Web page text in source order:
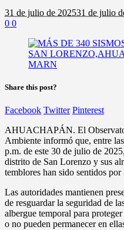
31 de julio de 202531 de julio
0 0
Share this post?
Facebook Twitter Pinterest
AHUACHAPÁN. El
Ambiente informó que, entre
p.m. de este 30 de julio de
distrito de San Lorenzo y sus
temblores han sido sentidos
Las autoridades mantienen
de resguardar la seguridad de
albergue temporal para
o no pueden permanecer en